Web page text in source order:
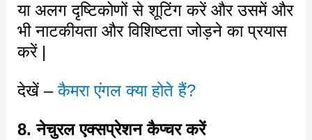
या अलग दृष्टिकोणों से शूटिंग करें और उसमें और
भी नाटकीयता और विशिष्टता जोड़ने का प्रयास
करें |
देखें –कैमरा एंगल क्या होते हैं?
8. नेचुरल एक्सप्रेशन कैप्चर करें